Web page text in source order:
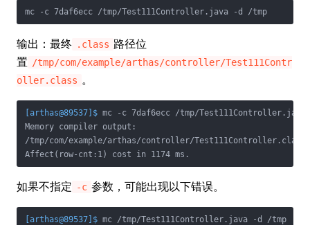
mc -c 7daf6ecc /tmp/Test111Controller.java -d /tmp
输出：最终 .class 路径位
置 /tmp/com/example/arthas/controller/Test111Contr
oller.class 。
[arthas@89537]$ mc -c 7daf6ecc /tmp/
Memory compiler output:
/tmp/com/example/arthas/controller/Test111Controller.class
Affect(row-cnt:1) cost in 1174 ms.
如果不指定 -c 参数，可能出现以下错误。
[arthas@89537]$ mc /tmp/Test111Controller.java -d /tmp